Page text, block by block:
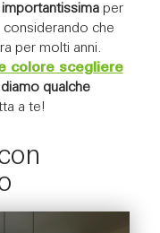
per
che
per molti anni.
colore scegliere
qualche
a te!